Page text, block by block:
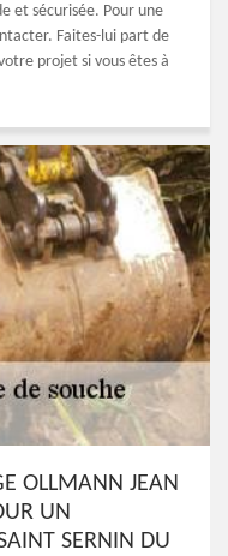
et sécurisée. Pour une
Faites-lui part de
projet si vous êtes à
OLLMANN JEAN
UN
SERNIN DU